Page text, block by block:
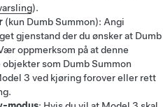
).
(kun Dumb Summon): Angi
gjenstand der du ønsker at Dumb
oppmerksom på at denne
objekter som Dumb Summon
3 ved kjøring forover eller rett